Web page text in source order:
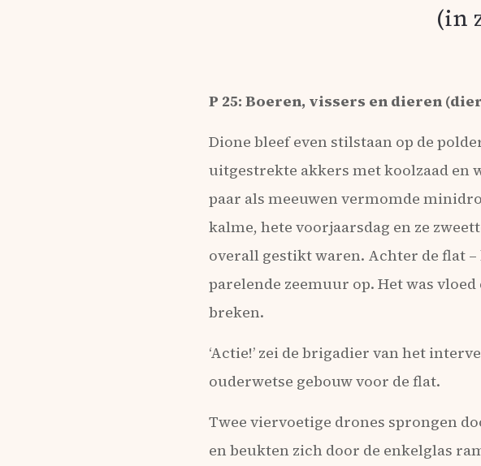
(in
P 25: Boeren, vissers en dieren
Dione bleef even stilstaan op de
uitgestrekte akkers met koolzaad en
paar als meeuwen vermomde
kalme, hete voorjaarsdag en ze
overall gestikt waren. Achter de flat
parelende zeemuur op. Het was
breken.
‘Actie!’ zei de brigadier van het
ouderwetse gebouw voor de flat.
Twee viervoetige drones sprongen
en beukten zich door de enkelglas